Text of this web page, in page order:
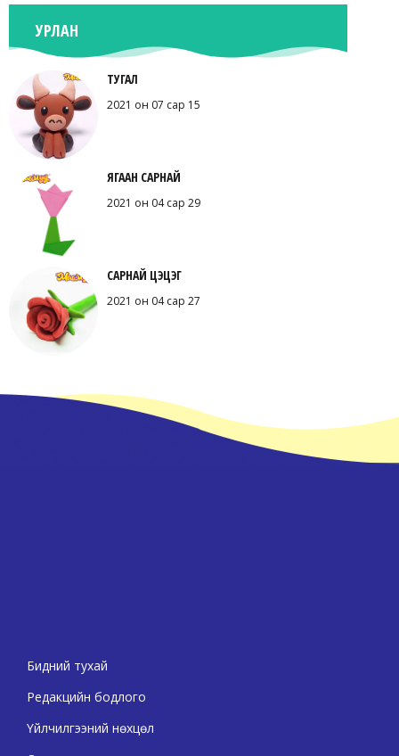
УРЛАН
ТУГАЛ
2021 он 07 сар 15
ЯГААН САРНАЙ
2021 он 04 сар 29
САРНАЙ ЦЭЦЭГ
2021 он 04 сар 27
Бидний тухай
Редакцийн бодлого
Үйлчилгээний нөхцөл